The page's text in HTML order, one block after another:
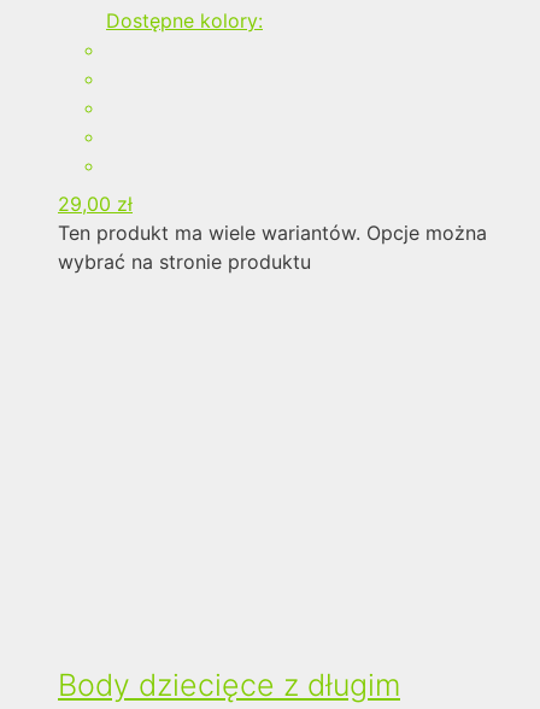
Dostępne kolory:
29,00 zł
Ten produkt ma wiele wariantów. Opcje można
wybrać na stronie produktu
Body dziecięce z długim